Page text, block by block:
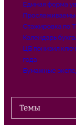
Единая форма
Стажировка по
Календарь
ЦБ понизил
года
Бумажные
Темы